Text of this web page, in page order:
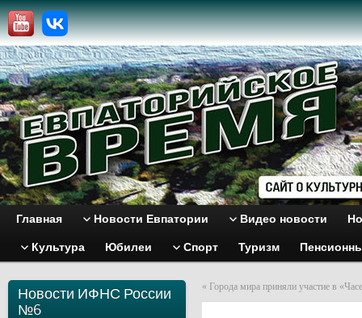
Главная Новости Евпатории Видео новости
Культура Юбилеи Спорт Туризм
Новости ИФНС России
№6
« Города мира приняли участие в